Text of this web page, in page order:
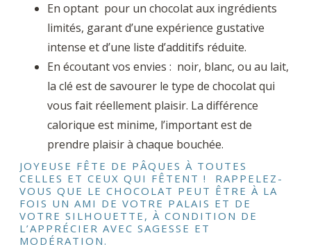
En optant pour un chocolat aux ingrédients
limités, garant d’une expérience gustative
intense et d’une liste d’additifs réduite.
En écoutant vos envies : noir, blanc, ou au lait,
la clé est de savourer le type de chocolat qui
vous fait réellement plaisir. La différence
calorique est minime, l’important est de
prendre plaisir à chaque bouchée.
JOYEUSE FÊTE DE PÂQUES À TOUTES
CELLES ET CEUX QUI FÊTENT ! RAPPELEZ-
VOUS QUE LE CHOCOLAT PEUT ÊTRE À LA
FOIS UN AMI DE VOTRE PALAIS ET DE
VOTRE SILHOUETTE, À CONDITION DE
L’APPRÉCIER AVEC SAGESSE ET
MODÉRATION.